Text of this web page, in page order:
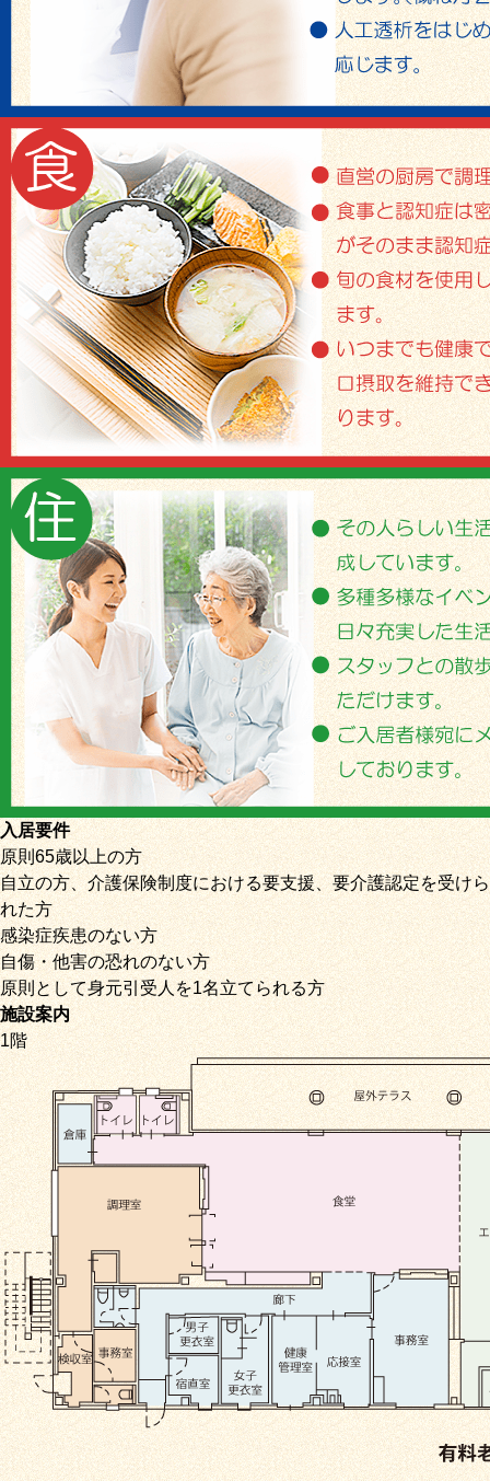
入居要件
原則65歳以上の方
自立の方、介護保険制度における要支援、要介護認定を受けら
れた方
感染症疾患のない方
自傷・他害の恐れのない方
原則として身元引受人を1名立てられる方
施設案内
1階